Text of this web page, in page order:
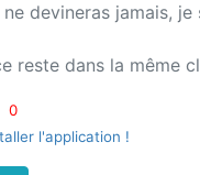
devineras jamais,
reste dans la même
0
l'application !